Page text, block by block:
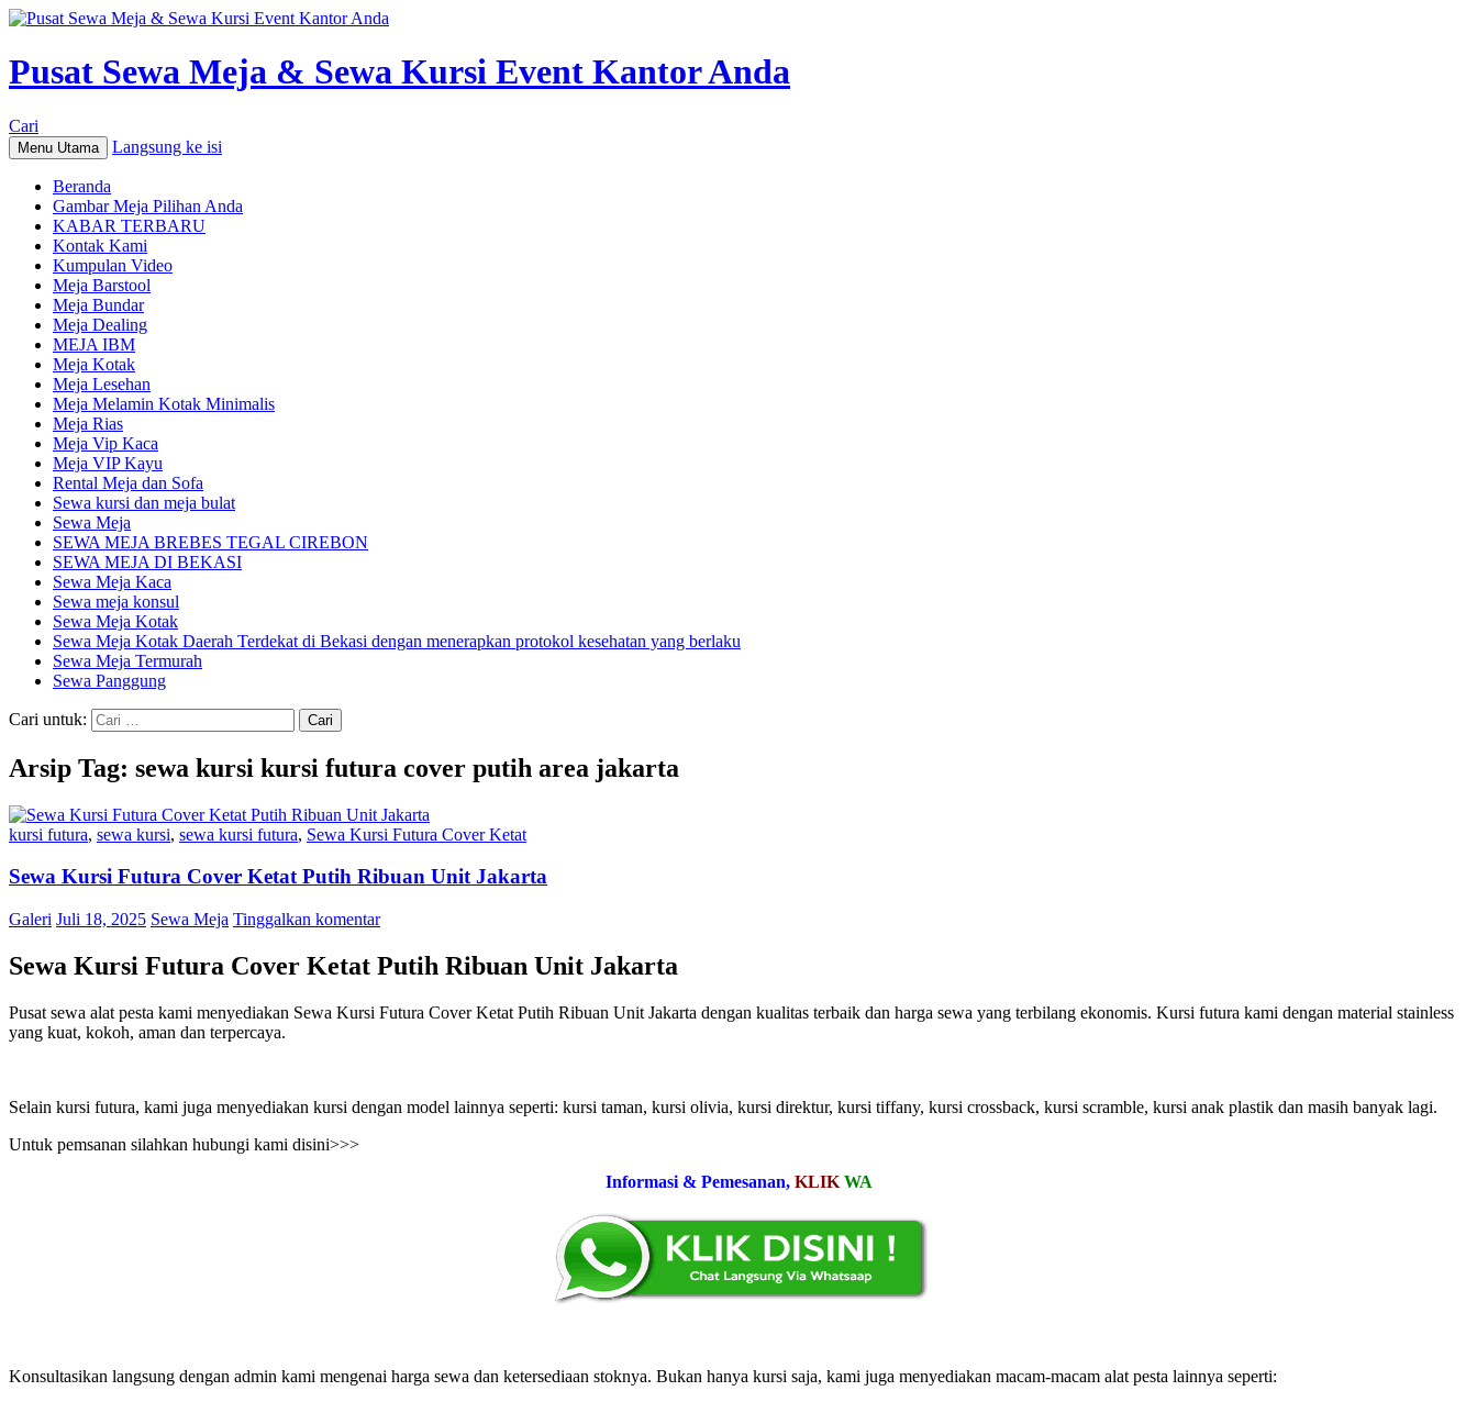
Pusat Sewa Meja & Sewa Kursi Event Kantor Anda
Cari
Menu Utama Langsung ke isi
Beranda
Gambar Meja Pilihan Anda
KABAR TERBARU
Kontak Kami
Kumpulan Video
Meja Barstool
Meja Bundar
Meja Dealing
MEJA IBM
Meja Kotak
Meja Lesehan
Meja Melamin Kotak Minimalis
Meja Rias
Meja Vip Kaca
Meja VIP Kayu
Rental Meja dan Sofa
Sewa kursi dan meja bulat
Sewa Meja
SEWA MEJA BREBES TEGAL CIREBON
SEWA MEJA DI BEKASI
Sewa Meja Kaca
Sewa meja konsul
Sewa Meja Kotak
Sewa Meja Kotak Daerah Terdekat di Bekasi dengan menerapkan protokol kesehatan yang berlaku
Sewa Meja Termurah
Sewa Panggung
Cari untuk:
Arsip Tag: sewa kursi kursi futura cover putih area jakarta
kursi futura, sewa kursi, sewa kursi futura, Sewa Kursi Futura Cover Ketat
Sewa Kursi Futura Cover Ketat Putih Ribuan Unit Jakarta
Galeri Juli 18, 2025 Sewa Meja Tinggalkan komentar
Sewa Kursi Futura Cover Ketat Putih Ribuan Unit Jakarta
Pusat sewa alat pesta kami menyediakan Sewa Kursi Futura Cover Ketat Putih Ribuan Unit Jakarta dengan kualitas terbaik dan harga sewa yang terbilang ekonomis. Kursi futura kami dengan material stainless
yang kuat, kokoh, aman dan terpercaya.
Selain kursi futura, kami juga menyediakan kursi dengan model lainnya seperti: kursi taman, kursi olivia, kursi direktur, kursi tiffany, kursi crossback, kursi scramble, kursi anak plastik dan masih banyak lagi.
Untuk pemsanan silahkan hubungi kami disini>>>
Informasi & Pemesanan, KLIK WA
Konsultasikan langsung dengan admin kami mengenai harga sewa dan ketersediaan stoknya. Bukan hanya kursi saja, kami juga menyediakan macam-macam alat pesta lainnya seperti: